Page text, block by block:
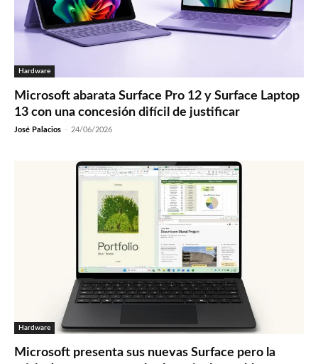
Hardware
Microsoft abarata Surface Pro 12 y Surface Laptop
13 con una concesión difícil de justificar
José Palacios - 24/06/2026
Hardware
Microsoft presenta sus nuevas Surface pero la